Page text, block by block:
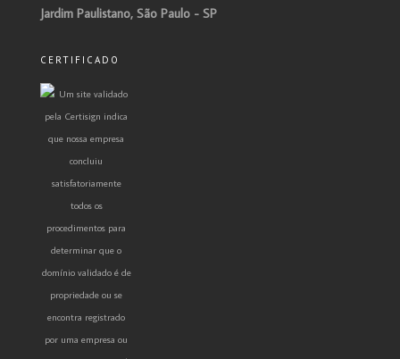
Jardim Paulistano, São Paulo - SP
CERTIFICADO